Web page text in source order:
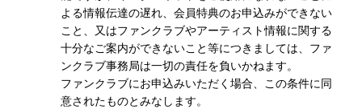
よる情報伝達の遅れ、会員特典のお申込みができない
こと、又はファンクラブやアーティスト情報に関する
十分なご案内ができないこと等につきましては、ファ
ンクラブ事務局は一切の責任を負いかねます。
ファンクラブにお申込みいただく場合、この条件に同
意されたものとみなします。